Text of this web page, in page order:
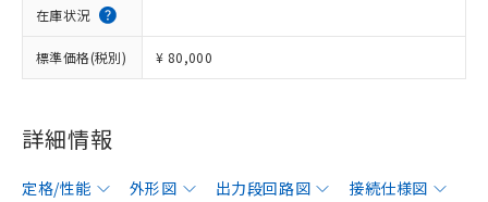
在庫状況
標準価格(税別) ¥ 80,000
詳細情報
定格/性能 外形図 出力段回路図
接続仕様図